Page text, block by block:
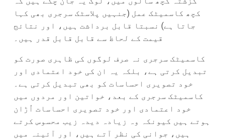
کچھ کاسمیٹک عمل (جنہیں پلاسٹک سرجری بھی کہا
جاتا ہے) نسبتا قابل برداشت ہیں، اور نتائج
قیمت کے لحاظ سے قابل قابل قدر ہیں۔
کاسمیٹک سرجری نہ صرف لوگوں کی ظاہری صورت کو
تبدیل کرتی ہے، بلکہ یہ ان کی خود اعتمادی اور
خود تصویری احساسات کو بھی تبدیل کرتی ہے۔
کاسمیٹک سرجری کے بعد، خواتین اور مردوں میں
خود اعتمادی اور خود تصویری احساسات اُڑان
ہوتے ہیں کیونکہ وہ زیادہ دیدہ زیب محسوس کرتے
ہیں، جوانی کی نظر آتے ہیں، اور آئینہ میں